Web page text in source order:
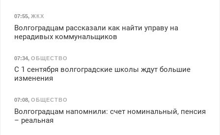
07:55, ЖКХ
Волгоградцам рассказали как найти управу на
нерадивых коммунальщиков
07:34, ОБЩЕСТВО
С 1 сентября волгоградские школы ждут большие
изменения
07:08, ОБЩЕСТВО
Волгоградцам напомнили: счет номинальный, пенсия
– реальная